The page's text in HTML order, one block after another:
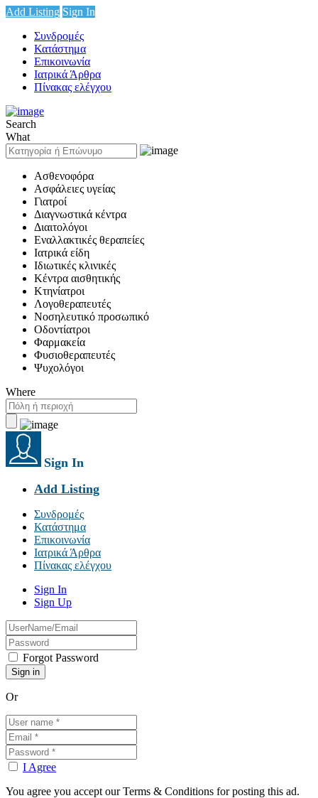
Add Listing Sign In
Συνδρομές
Κατάστημα
Επικοινωνία
Ιατρικά Άρθρα
Πίνακας ελέγχου
Search
What
Ασθενοφόρα
Ασφάλειες υγείας
Γιατροί
Διαγνωστικά κέντρα
Διαιτολόγοι
Εναλλακτικές θεραπείες
Ιατρικά είδη
Ιδιωτικές κλινικές
Κέντρα αισθητικής
Κτηνίατροι
Λογοθεραπευτές
Νοσηλευτικό προσωπικό
Οδοντίατροι
Φαρμακεία
Φυσιοθεραπευτές
Ψυχολόγοι
Where
Sign In
Add Listing
Συνδρομές
Κατάστημα
Επικοινωνία
Ιατρικά Άρθρα
Πίνακας ελέγχου
Sign In
Sign Up
Forgot Password
Or
I Agree
You agree you accept our Terms & Conditions for posting this ad.